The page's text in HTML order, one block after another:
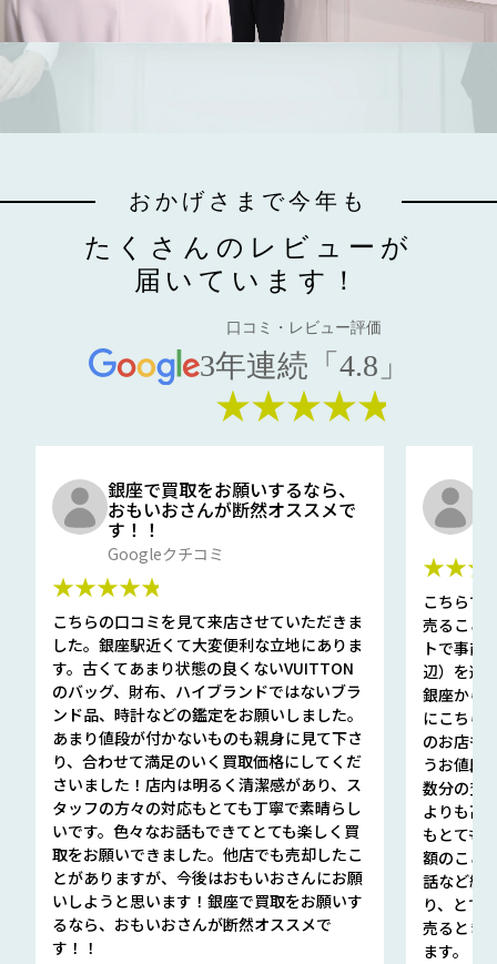
おかげさまで今年も
たくさんのレビューが
届いています！
口コミ・レビュー評価
3年連続「4.8」
★★★★★
銀座で買取をお願いするなら、
おもいおさんが断然オススメで
す！！
Googleクチコミ
★★★★★
こちらの口コミを見て来店させていただきま
した。銀座駅近くて大変便利な立地にありま
す。古くてあまり状態の良くないVUITTON
のバッグ、財布、ハイブランドではないブラ
ンド品、時計などの鑑定をお願いしました。
あまり値段が付かないものも親身に見て下さ
り、合わせて満足のいく買取価格にしてくだ
さいました！店内は明るく清潔感があり、ス
タッフの方々の対応もとても丁寧で素晴らし
いです。色々なお話もできてとても楽しく買
取をお願いできました。他店でも売却したこ
とがありますが、今後はおもいおさんにお願
いしようと思います！銀座で買取をお願いす
るなら、おもいおさんが断然オススメで
す！！
こちらで
売ること
トで事前
辺）を選
銀座から
にこちら
のお店も
うお値段
数分の査
よりも高
もとても
額のこと
話など細
り、とて
売るとき
ます。